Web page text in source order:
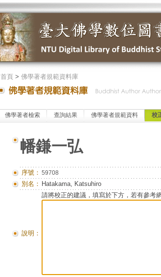
首頁> 佛學著者規範資料庫
佛學著者檢索 查詢結果 佛學著者規範資料 校
幡鎌一弘
序號： 59708
別名： Hatakama, Katsuhiro
說明：
請將校正的建議，填寫於下方，若有參考